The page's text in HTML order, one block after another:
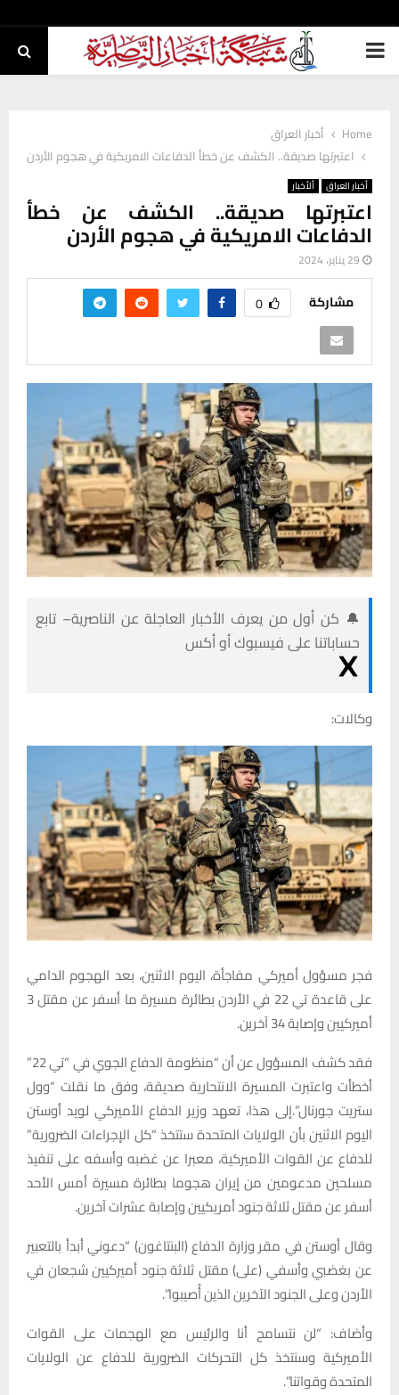
PRIMARY
Home
أخبار العراق
اعتبرتها صديقة.. الكشف عن خطأ الدفاعات الامريكية في هجوم الأردن
أخبار العراق ألأخبار
اعتبرتها صديقة.. الكشف عن خطأ
الدفاعات الامريكية في هجوم الأردن
29 يناير، 2024
مشاركة 0
🔔 كن أول من يعرف الأخبار العاجلة عن الناصرية– تابع
حساباتنا على فيسبوك أو أكس
وكالات:
فجر مسؤول أميركي مفاجأة، اليوم الاثنين، بعد الهجوم الدامي
على قاعدة تي 22 في الأردن بطائرة مسيرة ما أسفر عن مقتل 3
أميركيين وإصابة 34 آخرين.
فقد كشف المسؤول عن أن “منظومة الدفاع الجوي في “تي 22”
أخطأت واعتبرت المسيرة الانتحارية صديقة، وفق ما نقلت “وول
ستريت جورنال”.إلى هذا، تعهد وزير الدفاع الأميركي لويد أوستن
اليوم الاثنين بأن الولايات المتحدة ستتخذ “كل الإجراءات الضرورية”
للدفاع عن القوات الأميركية، معبرا عن غضبه وأسفه على تنفيذ
مسلحين مدعومين من إيران هجوما بطائرة مسيرة أمس الأحد
أسفر عن مقتل ثلاثة جنود أمريكيين وإصابة عشرات آخرين.
وقال أوستن في مقر وزارة الدفاع (البنتاغون) “دعوني أبدأ بالتعبير
عن بغضبي وأسفي (على) مقتل ثلاثة جنود أميركيين شجعان في
الأردن وعلى الجنود الآخرين الذين أُصيبوا”.
وأضاف: “لن نتسامح أنا والرئيس مع الهجمات على القوات
الأميركية وسنتخذ كل التحركات الضرورية للدفاع عن الولايات
المتحدة وقواتنا”.